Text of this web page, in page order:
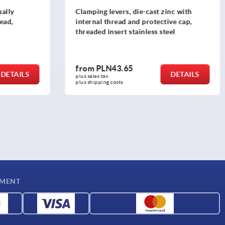
DETAILS
Clamping levers, die-cast zinc with
internal thread and protective cap,
threaded insert stainless steel
from PLN43.65
plus sales tax
plus shipping costs
DETAILS